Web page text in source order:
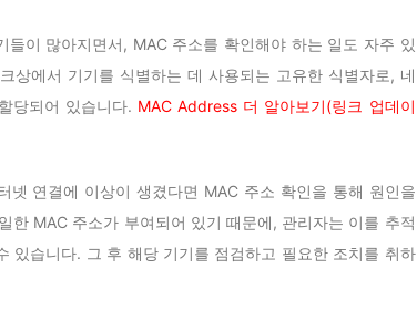
들이 많아지면서, MAC 주소를 확인해야 하는 일도 자주 있
상에서 기기를 식별하는 데 사용되는 고유한 식별자로, 네
당되어 있습니다. MAC Address 더 알아보기(링크 업데이
넷 연결에 이상이 생겼다면 MAC 주소 확인을 통해 원인을
한 MAC 주소가 부여되어 있기 때문에, 관리자는 이를 추적
있습니다. 그 후 해당 기기를 점검하고 필요한 조치를 취하